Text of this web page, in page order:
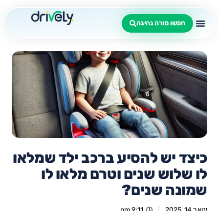
חפשו מורה נהיגה
כיצד יש להסיע ברכב ילד שמלאו
לו שלוש שנים וטרם מלאו לו
שמונה שנים?